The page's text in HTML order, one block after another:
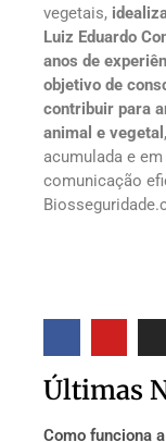
vegetais,
Luiz Eduardo
anos de
objetivo de
contribuir para
animal e vegetal
acumulada e
comunicação
Últimas
Como funciona